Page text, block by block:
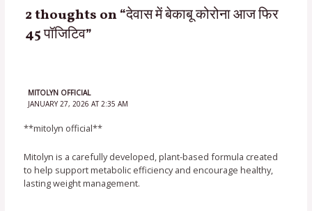
2 thoughts on “देवास में बेकाबू कोरोना आज फिर
45 पॉजिटिव”
MITOLYN OFFICIAL
JANUARY 27, 2026 AT 2:35 AM
**mitolyn official**
Mitolyn is a carefully developed, plant-based formula created
to help support metabolic efficiency and encourage healthy,
lasting weight management.